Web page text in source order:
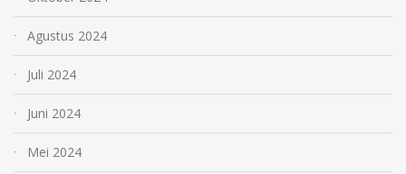
Agustus 2024
Juli 2024
Juni 2024
Mei 2024